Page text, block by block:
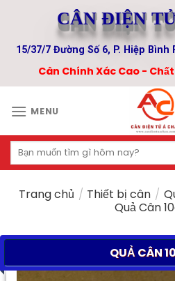
content
CÂN ĐIỆN
15/37/7 Đường Số 6, P. Hiệp
Cân Chính Xác Cao -
MENU
Tìm
kiếm:
Trang chủ / Thiết bị cân /
Quả Cân
QUẢ CÂN